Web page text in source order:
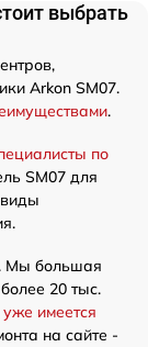
выбрать
Arkon SM07.
.
по
SM07 для
Мы большая
20 тыс.
уже имеется
на сайте -